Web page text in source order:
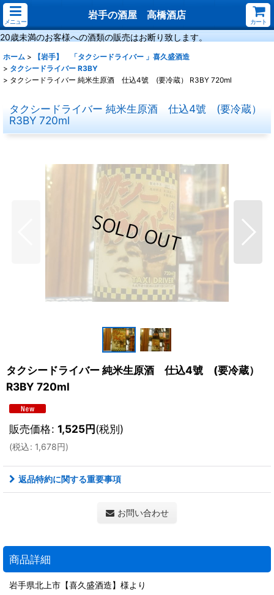
メニュー
岩手の酒屋 高橋酒店
カート
20歳未満のお客様への酒類の販売はお断り致します。
ホーム >
【岩手】 「タクシードライバー 」喜久盛酒造
> タクシードライバー R3BY
> タクシードライバー 純米生原酒 仕込4號 (要冷蔵） R3BY 720ml
タクシードライバー 純米生原酒 仕込4號 (要冷蔵）
R3BY 720ml
タクシードライバー 純米生原酒 仕込4號 (要冷蔵）
R3BY 720ml
販売価格: 1,525円(税別)
(税込: 1,678円)
返品特約に関する重要事項
お問い合わせ
商品詳細
岩手県北上市【喜久盛酒造】様より